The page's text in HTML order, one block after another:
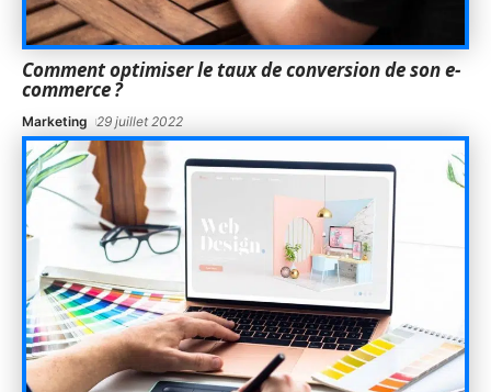
Comment optimiser le taux de conversion de son e-
commerce ?
Marketing 29 juillet 2022